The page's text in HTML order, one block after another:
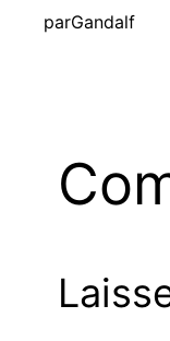
parGandalf